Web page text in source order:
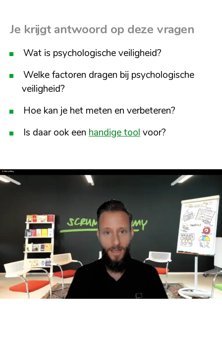
Je krijgt antwoord op deze vragen
Wat is psychologische veiligheid?
Welke factoren dragen bij psychologische
veiligheid?
Hoe kan je het meten en verbeteren?
Is daar ook een handige tool voor?